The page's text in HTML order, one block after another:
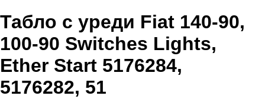
Табло с уреди Fiat 140-90,
100-90 Switches Lights,
Ether Start 5176284,
5176282, 51